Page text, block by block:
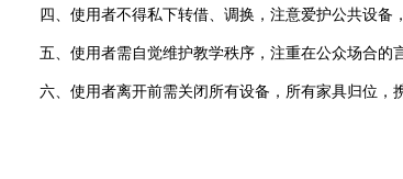
四、使用者不得私下转借、调换，注意爱护公共设备
五、使用者需自觉维护教学秩序，注重在公众场合的
六、使用者离开前需关闭所有设备，所有家具归位，携